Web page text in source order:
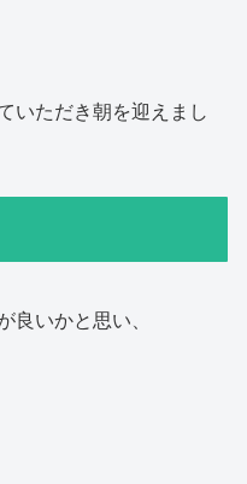
いただき朝を迎えまし
良いかと思い、